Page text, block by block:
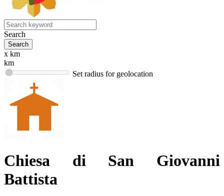
Search
x km
km
Set radius for geolocation
Chiesa di San Giovanni
Battista